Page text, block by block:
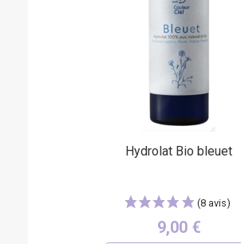
Hydrolat Bio bleuet
9,00 €